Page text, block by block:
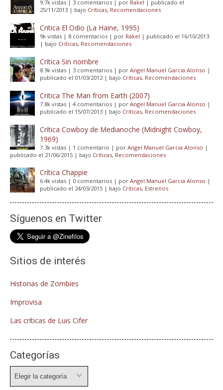
9.7k vistas | 3 comentarios | por Rakel | publicado el
25/11/2013 | bajo Críticas, Recomendaciones
Critica El Odio (La Haine, 1995)
9k vistas | 8 comentarios | por Rakel | publicado el 16/10/2013
| bajo Críticas, Recomendaciones
Crítica Sin nombre
8.9k vistas | 3 comentarios | por Angel Manuel Garcia Alonso |
publicado el 01/03/2012 | bajo Críticas, Recomendaciones
Critica The Man from Earth (2007)
7.8k vistas | 4 comentarios | por Angel Manuel Garcia Alonso |
publicado el 15/07/2013 | bajo Críticas, Recomendaciones
Crítica Cowboy de Medianoche (Midnight Cowboy,
1969)
7.3k vistas | 1 comentario | por Angel Manuel Garcia Alonso |
publicado el 21/06/2015 | bajo Críticas, Recomendaciones
Crítica Chappie
6.4k vistas | 0 comentarios | por Angel Manuel Garcia Alonso |
publicado el 24/03/2015 | bajo Críticas, Estrenos
Síguenos en Twitter
Sitios de interés
Historias de Zombies
Improvisa
Las críticas de Luis Cifer
Categorías